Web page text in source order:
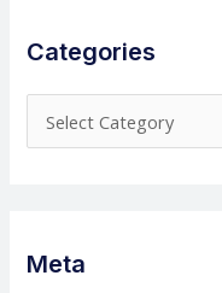
Categories
a
Meta